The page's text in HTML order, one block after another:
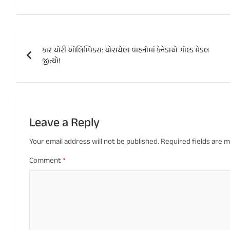
navigation
કાર ચોરી ઓલિમ્પિક્સ: ચોરાયેલા વાહનોમાં કેનેડાએ ગોલ્ડ મેડલ
જીત્યો!
Leave a Reply
Your email address will not be published. Required fields are
Comment*